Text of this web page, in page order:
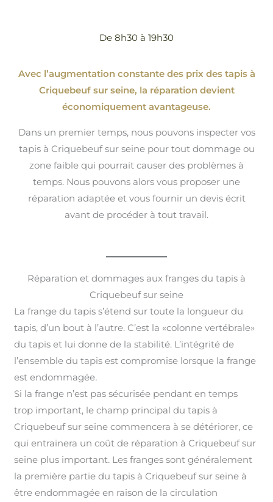
De 8h30 à 19h30
Avec l’augmentation constante des prix des tapis à
Criquebeuf sur seine, la réparation devient
économiquement avantageuse.
Dans un premier temps, nous pouvons inspecter vos
tapis à Criquebeuf sur seine pour tout dommage ou
zone faible qui pourrait causer des problèmes à
temps. Nous pouvons alors vous proposer une
réparation adaptée et vous fournir un devis écrit
avant de procéder à tout travail.
Réparation et dommages aux franges du tapis à
Criquebeuf sur seine
La frange du tapis s’étend sur toute la longueur du
tapis, d’un bout à l’autre. C’est la «colonne vertébrale»
du tapis et lui donne de la stabilité. L’intégrité de
l’ensemble du tapis est compromise lorsque la frange
est endommagée.
Si la frange n’est pas sécurisée pendant en temps
trop important, le champ principal du tapis à
Criquebeuf sur seine commencera à se détériorer, ce
qui entrainera un coût de réparation à Criquebeuf sur
seine plus important. Les franges sont généralement
la première partie du tapis à Criquebeuf sur seine à
être endommagée en raison de la circulation